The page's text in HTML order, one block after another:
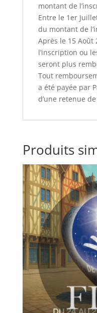
montant de
Entre le 1er
du montant de
Après le 15 Août
l’inscription ou
seront plus
Tout
a été payée par
d’une retenue de
Produits